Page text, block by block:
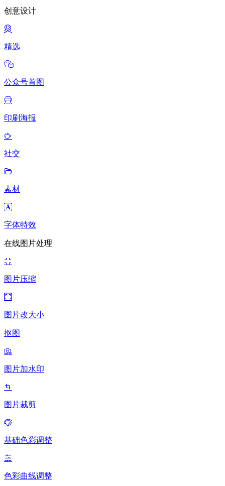
创意设计
精选
公众号首图
印刷海报
社交
素材
字体特效
在线图片处理
图片压缩
图片改大小
抠图
图片加水印
图片裁剪
基础色彩调整
色彩曲线调整